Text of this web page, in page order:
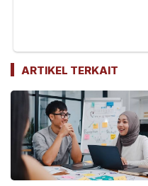
ARTIKEL TERKAIT